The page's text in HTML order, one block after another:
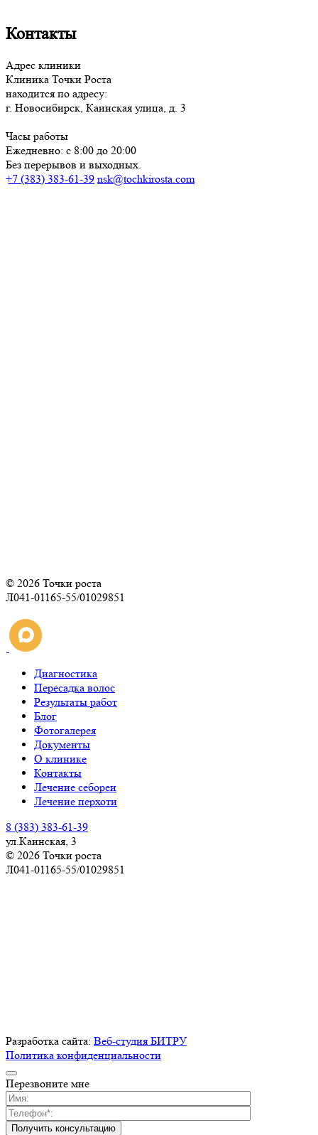
Контакты
Адрес клиники
Клиника Точки Роста
находится по адресу:
г. Новосибирск, Каинская улица, д. 3
Часы работы
Ежедневно: с 8:00 до 20:00
Без перерывов и выходных.
+7 (383) 383-61-39 nsk@tochkirosta.com
© 2026 Точки роста
Л041-01165-55/01029851
Диагностика
Пересадка волос
Результаты работ
Блог
Фотогалерея
Документы
О клинике
Контакты
Лечение себореи
Лечение перхоти
8 (383) 383-61-39
ул.Каинская, 3
© 2026 Точки роста
Л041-01165-55/01029851
Разработка сайта: Веб-студия БИТРУ
Политика конфиденциальности
Перезвоните мне
Получить консультацию